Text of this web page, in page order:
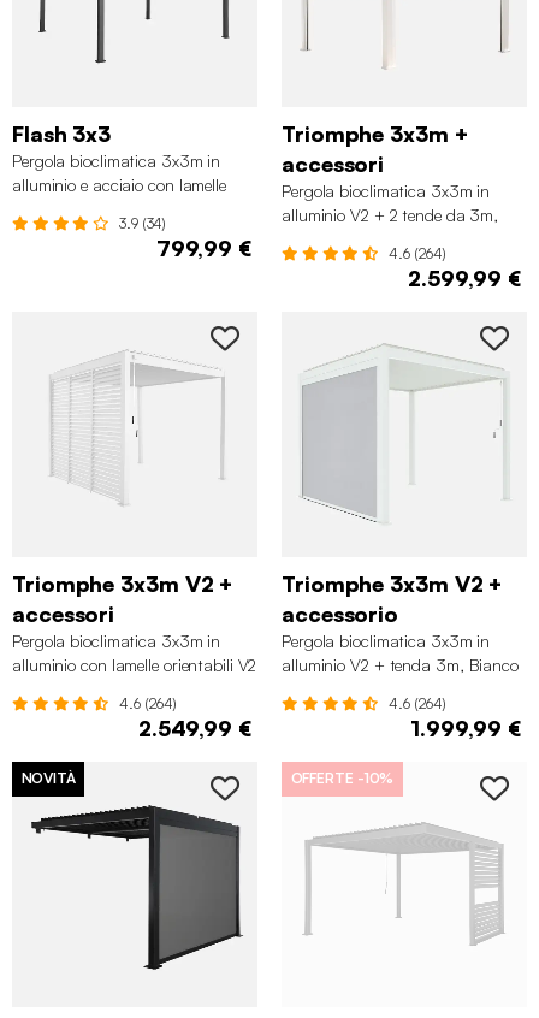
Flash 3x3
Pergola bioclimatica 3x3m in
alluminio e acciaio con lamelle
3.9 (34)
799,99 €
Triomphe 3x3m +
accessori
Pergola bioclimatica 3x3m in
alluminio V2 + 2 tende da 3m,
4.6 (264)
2.599,99 €
Triomphe 3x3m V2 +
accessori
Pergola bioclimatica 3x3m in
alluminio con lamelle orientabili V2
4.6 (264)
2.549,99 €
Triomphe 3x3m V2 +
accessorio
Pergola bioclimatica 3x3m in
alluminio V2 + tenda 3m, Bianco
4.6 (264)
1.999,99 €
NOVITÀ OFFERTE -10%